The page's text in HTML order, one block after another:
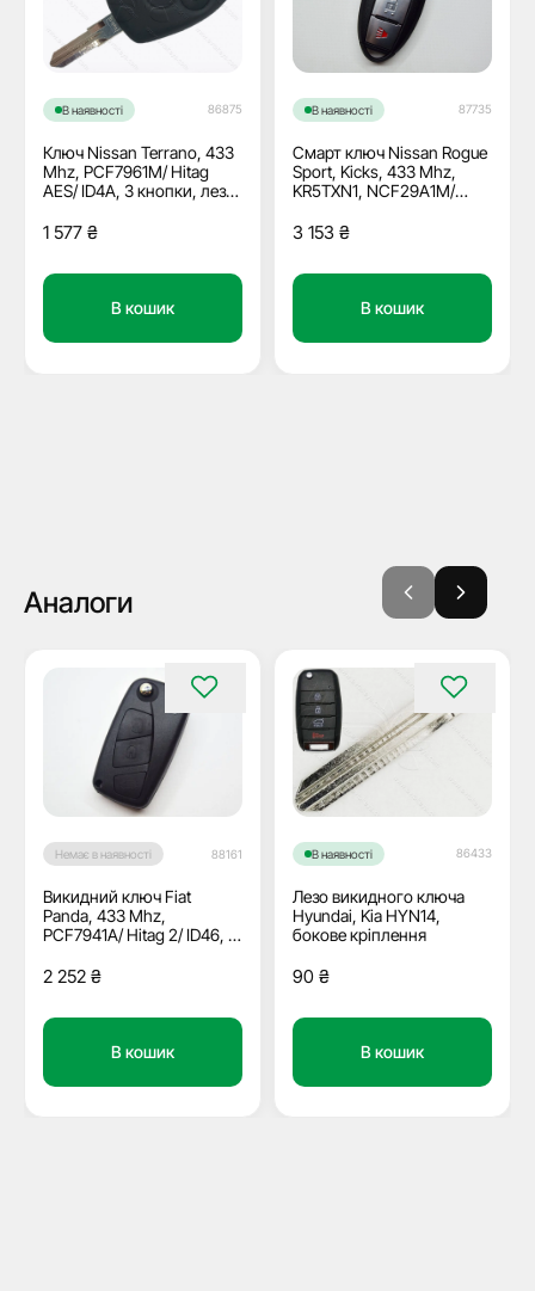
В наявності 86875
Ключ Nissan Terrano, 433
Mhz, PCF7961M/ Hitag
AES/ ID4A, 3 кнопки, лезо
1 577 ₴
В кошик
В наявності 87735
Смарт ключ Nissan Rogue
Sport, Kicks, 433 Mhz,
KR5TXN1, NCF29A1M/
кнопки
3 153 ₴
В кошик
Аналоги
Немає в наявності 88161
Викидний ключ Fiat
Panda, 433 Mhz,
PCF7941A/ Hitag 2/ ID46, 3
2 252 ₴
В кошик
В наявності 86433
Лезо викидного ключа
Hyundai, Kia HYN14,
бокове кріплення
90 ₴
В кошик